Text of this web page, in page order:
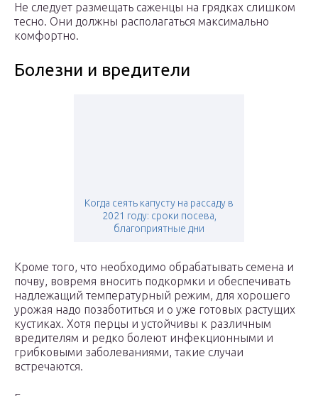
Не следует размещать саженцы на грядках слишком
тесно. Они должны располагаться максимально
комфортно.
Болезни и вредители
Когда сеять капусту на рассаду в
2021 году: сроки посева,
благоприятные дни
Кроме того, что необходимо обрабатывать семена и
почву, вовремя вносить подкормки и обеспечивать
надлежащий температурный режим, для хорошего
урожая надо позаботиться и о уже готовых растущих
кустиках. Хотя перцы и устойчивы к различным
вредителям и редко болеют инфекционными и
грибковыми заболеваниями, такие случаи
встречаются.